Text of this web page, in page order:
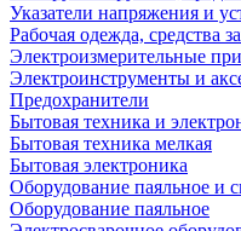
Указатели напряжения и
Рабочая одежда, средства
Электроизмерительные
Электроинструменты и
Предохранители
Бытовая техника и
Бытовая техника мелкая
Бытовая электроника
Оборудование паяльное и
Оборудование паяльное